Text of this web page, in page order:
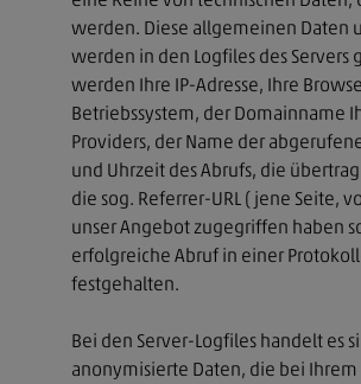
Der Verband
Mitgliedschaft
werden. Diese allgemeinen Daten
werden in den Logfiles des Servers
werden Ihre IP-Adresse, Ihre
Betriebssystem, der Domainname
Providers, der Name der
und Uhrzeit des Abrufs, die
die sog. Referrer-URL (jene Seite,
unser Angebot zugegriffen haben
erfolgreiche Abruf in einer
festgehalten.
Bei den Server-Logfiles handelt es
anonymisierte Daten, die bei